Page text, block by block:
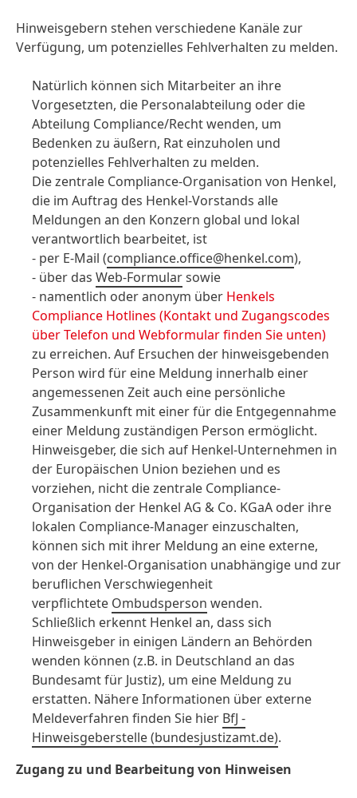
Hinweisgebern stehen verschiedene Kanäle zur
Verfügung, um potenzielles Fehlverhalten zu melden.
Natürlich können sich Mitarbeiter an ihre
Vorgesetzten, die Personalabteilung oder die
Abteilung Compliance/Recht wenden, um
Bedenken zu äußern, Rat einzuholen und
potenzielles Fehlverhalten zu melden.
Die zentrale Compliance-Organisation von Henkel,
die im Auftrag des Henkel-Vorstands alle
Meldungen an den Konzern global und lokal
verantwortlich bearbeitet, ist
- per E-Mail (compliance.office@henkel.com),
- über das Web-Formularsowie
- namentlich oder anonym über Henkels
Compliance Hotlines (Kontakt und Zugangscodes
über Telefon und Webformular finden Sie unten)
zu erreichen. Auf Ersuchen der hinweisgebenden
Person wird für eine Meldung innerhalb einer
angemessenen Zeit auch eine persönliche
Zusammenkunft mit einer für die Entgegennahme
einer Meldung zuständigen Person ermöglicht.
Hinweisgeber, die sich auf Henkel-Unternehmen in
der Europäischen Union beziehen und es
vorziehen, nicht die zentrale Compliance-
Organisation der Henkel AG & Co. KGaA oder ihre
lokalen Compliance-Manager einzuschalten,
können sich mit ihrer Meldung an eine externe,
von der Henkel-Organisation unabhängige und zur
beruflichen Verschwiegenheit
verpflichtete Ombudsperson wenden.
Schließlich erkennt Henkel an, dass sich
Hinweisgeber in einigen Ländern an Behörden
wenden können (z.B. in Deutschland an das
Bundesamt für Justiz), um eine Meldung zu
erstatten. Nähere Informationen über externe
Meldeverfahren finden Sie hier BfJ -
Hinweisgeberstelle(bundesjustizamt.de).
Zugang zu und Bearbeitung von Hinweisen